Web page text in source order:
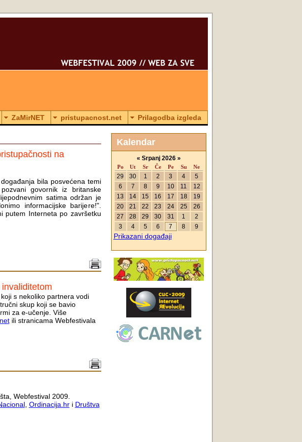
ZaMirNET pristupacnost.net Prilagodba izgleda
na
bila posvećena temi
govornik iz britanske
satima održan je
informacijske barijere!".
putem Interneta po završetku
s nekoliko partnera vodi
skup koji se bavio
za e-učenje. Više
ili stranicama Webfestivala
Webfestival 2009.
, Ordinacija.hri Društva
Kalendar
« Srpanj 2026 »
Po Ut Sr Če Pe Su Ne
29 30 1 2 3 4
5
6
7 8 9 10 11
12
13
14 15 16 17 18
19
20
21 22 23 24 25
26
27
28 29 30 31 1
2
3
4 5 6 7 8 9
Prikazani događaji